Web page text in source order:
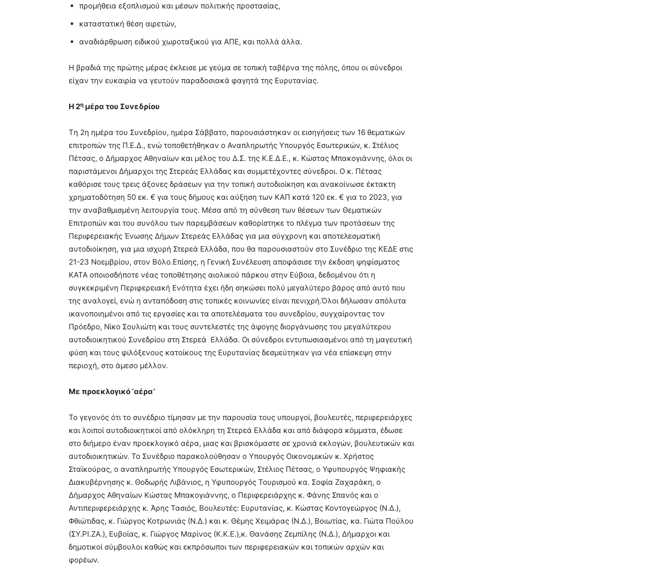
προμήθεια εξοπλισμού και μέσων πολιτικής προστασίας,
καταστατική θέση αιρετών,
αναδιάρθρωση ειδικού χωροταξικού για ΑΠΕ, και πολλά άλλα.
Η βραδιά της πρώτης μέρας έκλεισε με γεύμα σε τοπική ταβέρνα της πόλης, όπου οι σύνεδροι
είχαν την ευκαιρία να γευτούν παραδοσιακά φαγητά της Ευρυτανίας.
Η 2η μέρα του Συνεδρίου
Tη 2η ημέρα του Συνεδρίου, ημέρα Σάββατο, παρουσιάστηκαν οι εισηγήσεις των 16 θεματικών
επιτροπών της Π.Ε.Δ., ενώ τοποθετήθηκαν ο Αναπληρωτής Υπουργός Εσωτερικών, κ. Στέλιος
Πέτσας, ο Δήμαρχος Αθηναίων και μέλος του Δ.Σ. της Κ.Ε.Δ.Ε., κ. Κώστας Μπακογιάννης, όλοι οι
παριστάμενοι Δήμαρχοι της Στερεάς Ελλάδας και συμμετέχοντες σύνεδροι. Ο κ. Πέτσας
καθόρισε τους τρεις άξονες δράσεων για την τοπική αυτοδιοίκηση και ανακοίνωσε έκτακτη
χρηματοδότηση 50 εκ. € για τους δήμους και αύξηση των ΚΑΠ κατά 120 εκ. € για το 2023, για
την αναβαθμισμένη λειτουργία τους. Μέσα από τη σύνθεση των θέσεων των Θεματικών
Επιτροπών και του συνόλου των παρεμβάσεων καθορίστηκε το πλέγμα των προτάσεων της
Περιφερειακής Ένωσης Δήμων Στερεάς Ελλάδας για μια σύγχρονη και αποτελεσματική
αυτοδιοίκηση, για μια ισχυρή Στερεά Ελλάδα, που θα παρουσιαστούν στο Συνέδριο της ΚΕΔΕ στις
21-23 Νοεμβρίου, στον Βόλο.Επίσης, η Γενική Συνέλευση αποφάσισε την έκδοση ψηφίσματος
ΚΑΤΑ οποιοσδήποτε νέας τοποθέτησης αιολικού πάρκου στην Εύβοια, δεδομένου ότι η
συγκεκριμένη Περιφερειακή Ενότητα έχει ήδη σηκώσει πολύ μεγαλύτερο βάρος από αυτό που
της αναλογεί, ενώ η ανταπόδοση στις τοπικές κοινωνίες είναι πενιχρή.Όλοι δήλωσαν απόλυτα
ικανοποιημένοι από τις εργασίες και τα αποτελέσματα του συνεδρίου, συγχαίροντας τον
Πρόεδρο, Νίκο Σουλιώτη και τους συντελεστές της άψογης διοργάνωσης του μεγαλύτερου
αυτοδιοικητικού Συνεδρίου στη Στερεά Ελλάδα. Οι σύνεδροι εντυπωσιασμένοι από τη μαγευτική
φύση και τους φιλόξενους κατοίκους της Ευρυτανίας δεσμεύτηκαν για νέα επίσκεψη στην
περιοχή, στο άμεσο μέλλον.
Με προεκλογικό ‘αέρα’
Το γεγονός ότι το συνέδριο τίμησαν με την παρουσία τους υπουργοί, βουλευτές, περιφερειάρχες
και λοιποί αυτοδιοικητικοί από ολόκληρη τη Στερεά Ελλάδα και από διάφορα κόμματα, έδωσε
στο διήμερο έναν προεκλογικό αέρα, μιας και βρισκόμαστε σε χρονιά εκλογών, βουλευτικών και
αυτοδιοικητικών. Το Συνέδριο παρακολούθησαν ο Υπουργός Οικονομικών κ. Χρήστος
Σταϊκούρας, ο αναπληρωτής Υπουργός Εσωτερικών, Στέλιος Πέτσας, ο Υφυπουργός Ψηφιακής
Διακυβέρνησης κ. Θοδωρής Λιβάνιος, η Υφυπουργός Τουρισμού κα. Σοφία Ζαχαράκη, ο
Δήμαρχος Αθηναίων Κώστας Μπακογιάννης, ο Περιφερειάρχης κ. Φάνης Σπανός και ο
Αντιπεριφερειάρχης κ. Άρης Τασιός, Βουλευτές: Ευρυτανίας, κ. Κώστας Κοντογεώργος (Ν.Δ.),
Φθιώτιδας, κ. Γιώργος Κοτρωνιάς (Ν.Δ.) και κ. Θέμης Χειμάρας (Ν.Δ.), Βοιωτίας, κα. Γιώτα Πούλου
(ΣΥ.ΡΙ.ΖΑ.), Ευβοίας, κ. Γιώργος Μαρίνος (Κ.Κ.Ε.),κ. Θανάσης Ζεμπίλης (Ν.Δ.), Δήμαρχοι και
δημοτικοί σύμβουλοι καθώς και εκπρόσωποι των περιφερειακών και τοπικών αρχών και
φορέων.